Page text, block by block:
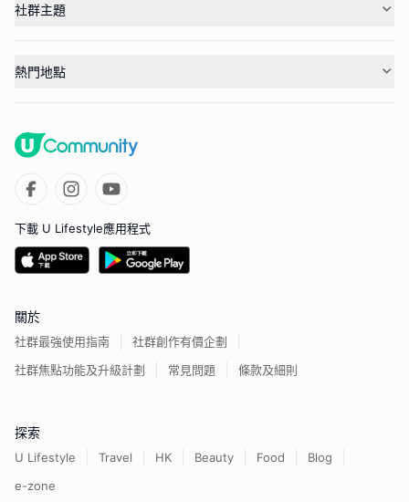
社群主題
熱門地點
下載 U Lifestyle應用程式
關於
社群最強使用指南
社群創作有價企劃
社群焦點功能及升級計劃
常見問題 條款及細則
探索
U Lifestyle Travel HK Beauty Food
Blog
e-zone